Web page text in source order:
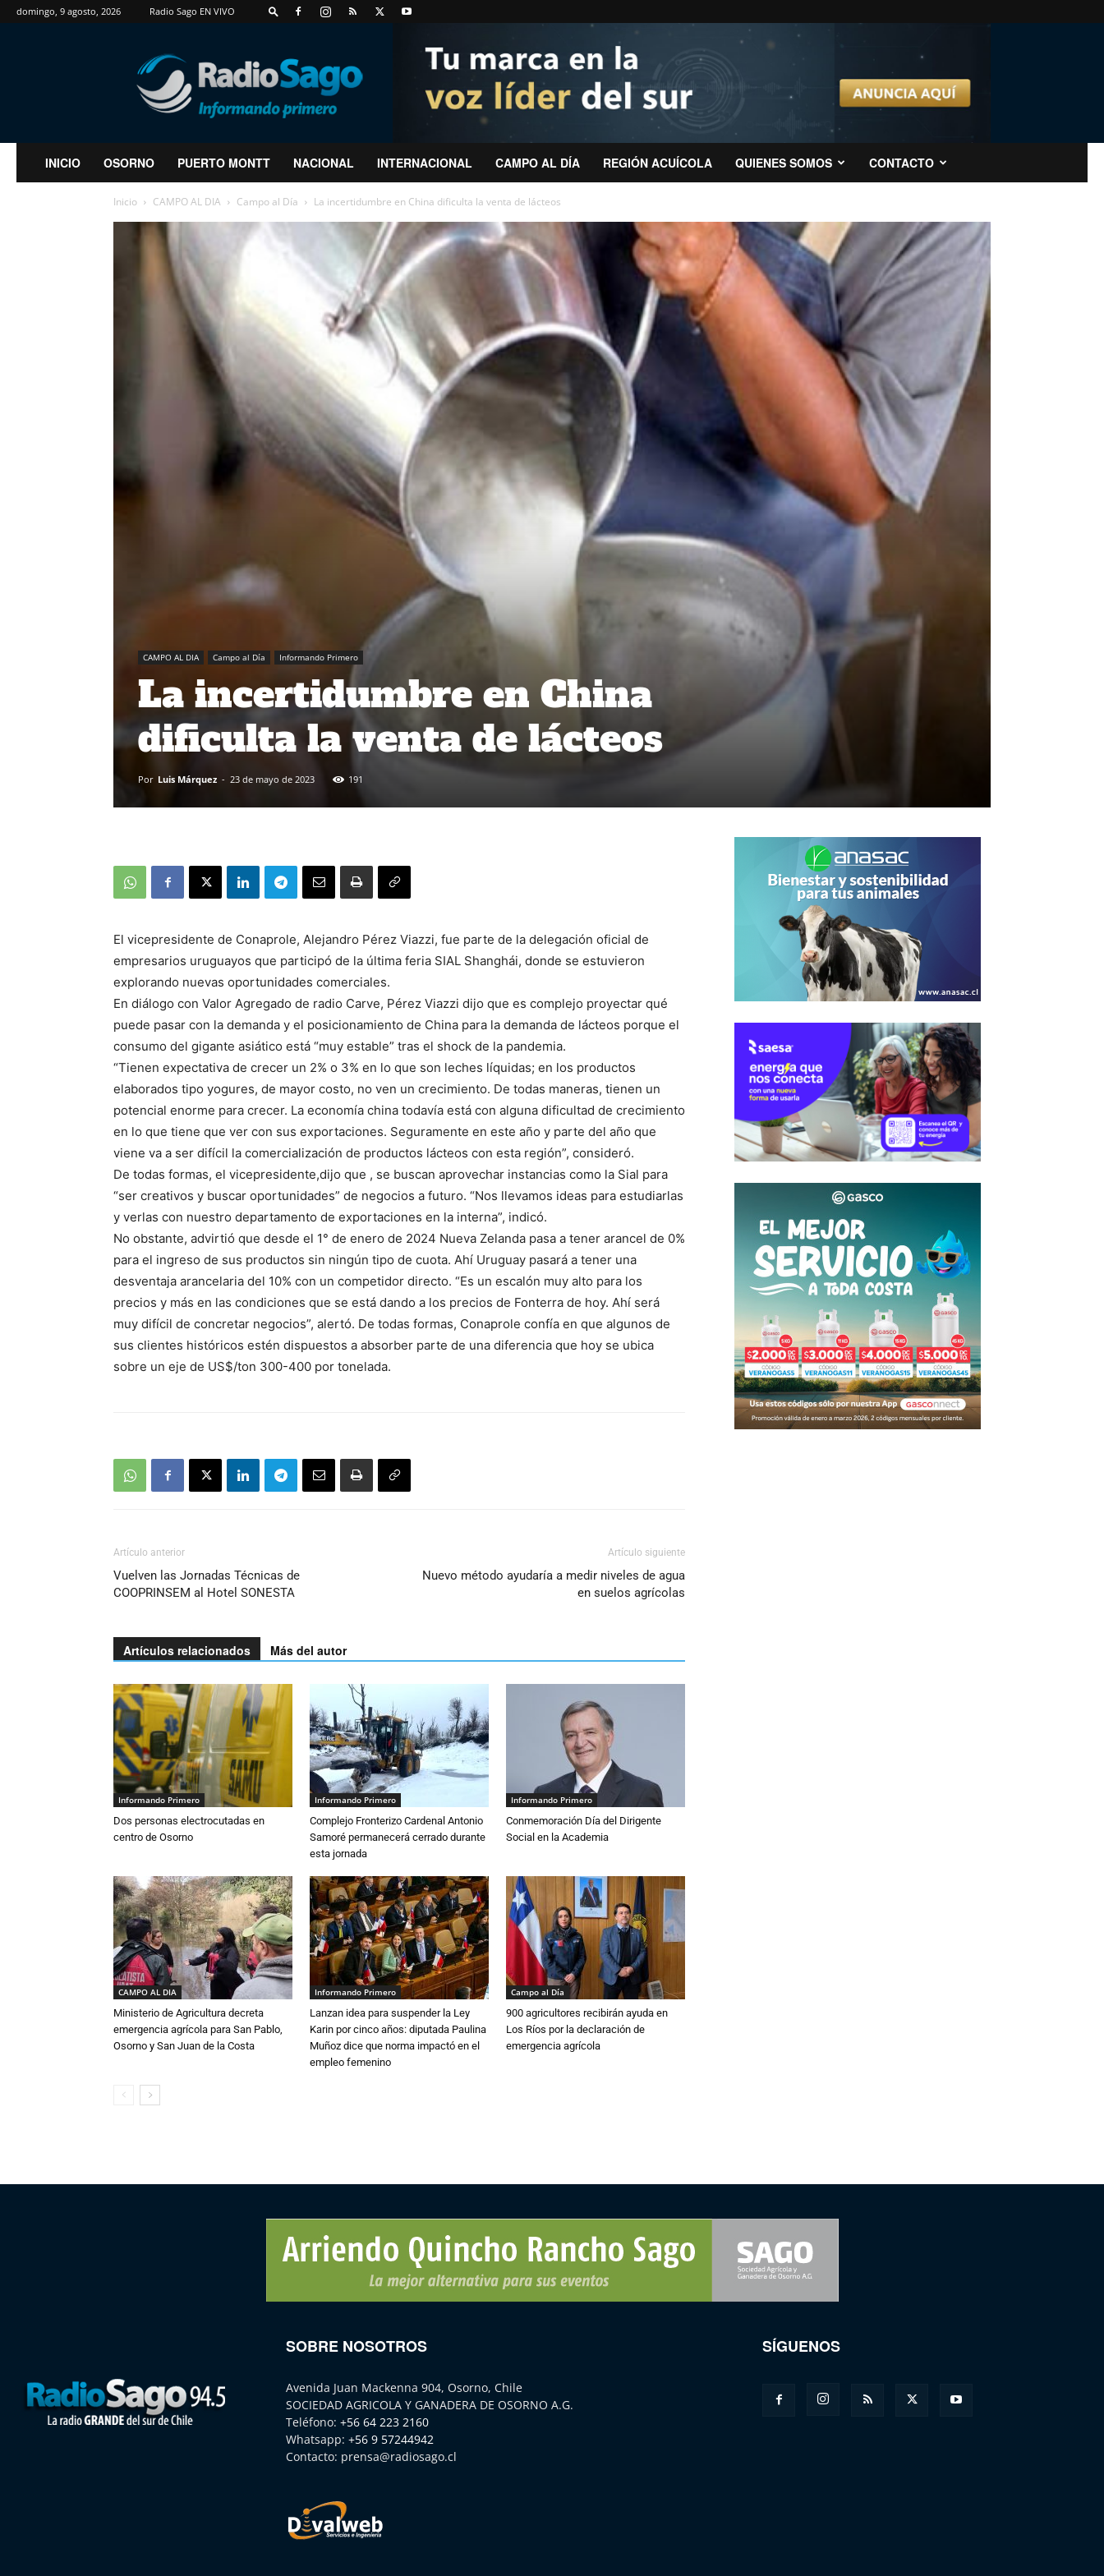
domingo, 9 agosto, 2026 Radio Sago EN VIVO
RadioSago
INICIO OSORNO PUERTO MONTT NACIONAL INTERNACIONAL CAMPO AL DÍA REGIÓN ACUÍCOLA QUIENES SOMOS CONTACTO
Inicio CAMPO AL DIA Campo al Día La incertidumbre en China dificulta la venta de lácteos
CAMPO AL DIA Campo al Día Informando Primero
La incertidumbre en China
dificulta la venta de lácteos
Por Luis Márquez - 23 de mayo de 2023 191
El vicepresidente de Conaprole, Alejandro Pérez Viazzi, fue parte de la delegación oficial de
empresarios uruguayos que participó de la última feria SIAL Shanghái, donde se estuvieron
explorando nuevas oportunidades comerciales.
En diálogo con Valor Agregado de radio Carve, Pérez Viazzi dijo que es complejo proyectar qué
puede pasar con la demanda y el posicionamiento de China para la demanda de lácteos porque el
consumo del gigante asiático está “muy estable” tras el shock de la pandemia.
“Tienen expectativa de crecer un 2% o 3% en lo que son leches líquidas; en los productos
elaborados tipo yogures, de mayor costo, no ven un crecimiento. De todas maneras, tienen un
potencial enorme para crecer. La economía china todavía está con alguna dificultad de crecimiento
en lo que tiene que ver con sus exportaciones. Seguramente en este año y parte del año que
viene va a ser difícil la comercialización de productos lácteos con esta región”, consideró.
De todas formas, el vicepresidente,dijo que , se buscan aprovechar instancias como la Sial para
“ser creativos y buscar oportunidades” de negocios a futuro. “Nos llevamos ideas para estudiarlas
y verlas con nuestro departamento de exportaciones en la interna”, indicó.
No obstante, advirtió que desde el 1° de enero de 2024 Nueva Zelanda pasa a tener arancel de 0%
para el ingreso de sus productos sin ningún tipo de cuota. Ahí Uruguay pasará a tener una
desventaja arancelaria del 10% con un competidor directo. “Es un escalón muy alto para los
precios y más en las condiciones que se está dando a los precios de Fonterra de hoy. Ahí será
muy difícil de concretar negocios”, alertó. De todas formas, Conaprole confía en que algunos de
sus clientes históricos estén dispuestos a absorber parte de una diferencia que hoy se ubica
sobre un eje de US$/ton 300-400 por tonelada.
Artículo anterior
Vuelven las Jornadas Técnicas de
COOPRINSEM al Hotel SONESTA
Artículo siguiente
Nuevo método ayudaría a medir niveles de agua
en suelos agrícolas
Artículos relacionados Más del autor
Informando Primero
Dos personas electrocutadas en
centro de Osorno
Informando Primero
Complejo Fronterizo Cardenal Antonio
Samoré permanecerá cerrado durante
esta jornada
Informando Primero
Conmemoración Día del Dirigente
Social en la Academia
CAMPO AL DIA
Ministerio de Agricultura decreta
emergencia agrícola para San Pablo,
Osorno y San Juan de la Costa
Informando Primero
Lanzan idea para suspender la Ley
Karin por cinco años: diputada Paulina
Muñoz dice que norma impactó en el
empleo femenino
Campo al Día
900 agricultores recibirán ayuda en
Los Ríos por la declaración de
emergencia agrícola
SOBRE NOSOTROS
Avenida Juan Mackenna 904, Osorno, Chile
SOCIEDAD AGRICOLA Y GANADERA DE OSORNO A.G.
Teléfono: +56 64 223 2160
Whatsapp: +56 9 57244942
Contacto: prensa@radiosago.cl
SÍGUENOS